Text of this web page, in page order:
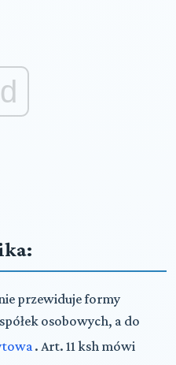
przewiduje formy
osobowych, a do
. Art. 11 ksh mówi